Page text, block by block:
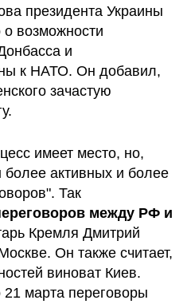
президента Украины
возможности
и
к НАТО. Он добавил,
зачастую
имеет место, но,
активных и более
Так
между РФ и
Кремля Дмитрий
Он также считает,
виноват Киев.
марта переговоры